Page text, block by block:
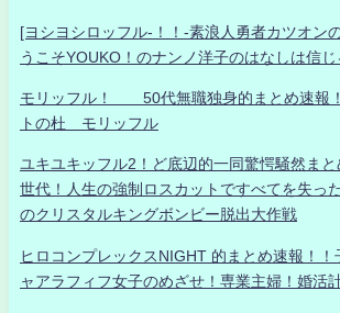
[ヨシヨシロッフル-！！-素浪人勇者カツオン
うこそYOUKO！のナンノ洋子のはなしは信じ
モリッフル！ 50代無職独身的まとめ速報
トの杜 モリッフル
ユキユキッフル2！ど底辺的一同驚愕騒然ま
世代！人生の強制ロスカットですべてを失っ
のクリスタルキングボンビー脱出大作戦
ヒロコンプレックスNIGHT 的まとめ速報！！
ャアラフィフ女子のめざせ！専業主婦！婚活